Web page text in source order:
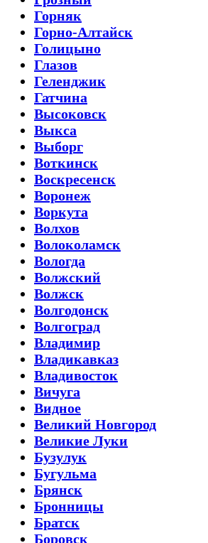
Горняк
Горно-Алтайск
Голицыно
Глазов
Геленджик
Гатчина
Высоковск
Выкса
Выборг
Воткинск
Воскресенск
Воронеж
Воркута
Волхов
Волоколамск
Вологда
Волжский
Волжск
Волгодонск
Волгоград
Владимир
Владикавказ
Владивосток
Вичуга
Видное
Великий Новгород
Великие Луки
Бузулук
Бугульма
Брянск
Бронницы
Братск
Боровск